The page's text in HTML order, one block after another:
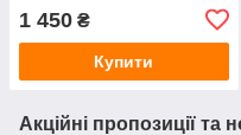
1 450 ₴
Купити
Акційні пропозиції та